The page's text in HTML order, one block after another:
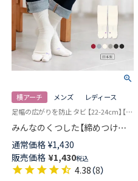
横アーチ メンズ
レディース
足幅の広がりを防止 タビ 【22-24cm】【24-26cm】 ユニバーサルデザイン 日本製
みんなのくつした【締めつけな
い靴下】 横アーチサポート 足袋
クルー丈 エイジングケア フッ
トエイドソックス メンズ レデ
ィース 03150025
通常価格 ¥1,430
販売価格 ¥1,430税込
4.38（8）